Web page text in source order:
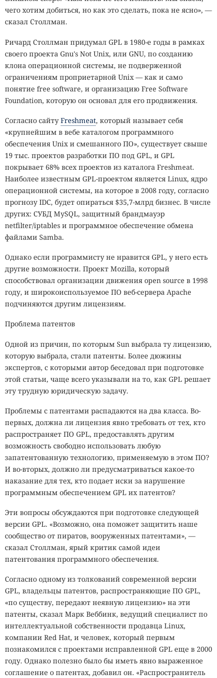
чего хотим добиться, но как это сделать, пока не ясно», —
сказал Столлман.
Ричард Столлман придумал GPL в 1980-е годы в рамках
своего проекта Gnu's Not Unix, или GNU, по созданию
клона операционной системы, не подверженной
ограничениям проприетарной Unix — как и само
понятие free software, и организацию Free Software
Foundation, которую он основал для его продвижения.
Согласно сайтуFreshmeat, который называет себя
«крупнейшим в вебе каталогом программного
обеспечения Unix и смешанного ПО», существует свыше
19 тыс. проектов разработки ПО под GPL, и GPL
покрывает 68% всех проектов из каталога Freshmeat.
Наиболее известным GPL-проектом является Linux, ядро
операционной системы, на которое в 2008 году, согласно
прогнозу IDC, будет опираться $35,7-млрд бизнес. В числе
других: СУБД MySQL, защитный брандмауэр
netfilter/iptables и программное обеспечение обмена
файлами Samba.
Однако если программисту не нравится GPL, у него есть
другие возможности. Проект Mozilla, который
способствовал организации движения open source в 1998
году, и широкоиспользуемое ПО веб-сервера Apache
подчиняются другим лицензиям.
Проблема патентов
Одной из причин, по которым Sun выбрала ту лицензию,
которую выбрала, стали патенты. Более дюжины
экспертов, с которыми автор беседовал при подготовке
этой статьи, чаще всего указывали на то, как GPL решает
эту трудную юридическую задачу.
Проблемы с патентами распадаются на два класса. Во-
первых, должна ли лицензия явно требовать от тех, кто
распространяет ПО GPL, предоставлять другим
возможность свободно использовать любую
запатентованную технологию, применяемую в этом ПО?
И во-вторых, должно ли предусматриваться какое-то
наказание для тех, кто подает иски за нарушение
программным обеспечением GPL их патентов?
Эти вопросы обсуждаются при подготовке следующей
версии GPL. «Возможно, она поможет защитить наше
сообщество от пиратов, вооруженных патентами», —
сказал Столлман, ярый критик самой идеи
патентования программного обеспечения.
Согласно одному из толкований современной версии
GPL, владельцы патентов, распространяющие ПО GPL,
«по существу, передают неявную лицензию» на эти
патенты, сказал Марк Веббинк, ведущий специалист по
интеллектуальной собственности продавца Linux,
компании Red Hat, и человек, который первым
познакомился с проектами исправленной GPL еще в 2000
году. Однако полезно было бы иметь явно выраженное
соглашение о патентах, добавил он. «Распространитель